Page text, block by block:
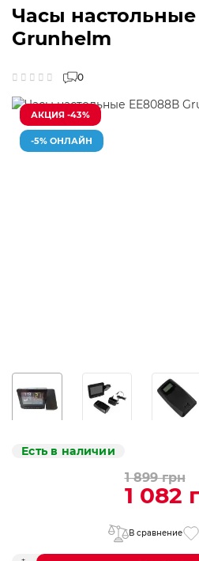
Часы настольные
Grunhelm
0
АКЦИЯ -43%
-5% ОНЛАЙН
Есть в наличии
1 899 грн
1 082
В сравнение